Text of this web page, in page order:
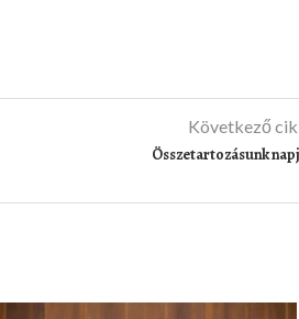
Következő
Összetartozásunk